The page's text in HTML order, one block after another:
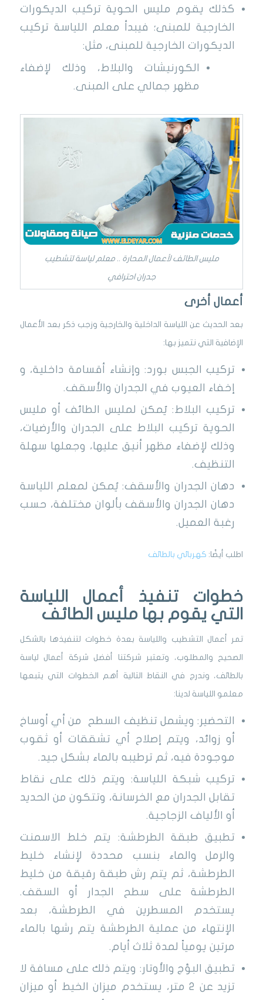
كذلك يقوم مليس الحوية تركيب الديكورات
الخارجية للمبنى؛ فيبدأ معلم اللياسة تركيب
الديكورات الخارجية للمبنى، مثل:
الكورنيشات والبلاط، وذلك لإضفاء
مظهر جمالي على المبنى.
مليس الطائف لأعمال المحارة .. معلم لياسة لتشطيب
جدران احترافي
أعمال أخرى
بعد الحديث عن اللياسة الداخلية والخارجية وزجب ذكر بعد الأعمال
الإضافية التي نتميز بها:
تركيب الجبس بورد: وإنشاء أقسامة داخلية، و
إخفاء العيوب في الجدران والأسقف.
تركيب البلاط: يُمكن لمليس الطائف أو مليس
الحوية تركيب البلاط على الجدران والأرضيات،
وذلك لإضفاء مظهر أنيق عليها، وجعلها سهلة
التنظيف.
دهان الجدران والأسقف: يُمكن لمعلم اللياسة
دهان الجدران والأسقف بألوان مختلفة، حسب
رغبة العميل.
اطلب أيضًا: كهربائي بالطائف
خطوات تنفيذ أعمال اللياسة
التي يقوم بها مليس الطائف
تمر أعمال التشطيب واللياسة بعدة خطوات لتنفيذها بالشكل
الصحيح والمطلوب، وتعتبر شركتنا أفضل شركة أعمال لياسة
بالطائف، وندرج في النقاط التالية أهم الخطوات التي يتبعها
معلمو اللياسة لدينا:
التحضير: ويشمل تنظيف السطح من أي أوساخ
أو زوائد، ويتم إصلاح أي تشققات أو ثقوب
موجودة فيه، ثم ترطيبه بالماء بشكل جيد.
تركيب شبكة اللياسة: ويتم ذلك على نقاط
تقابل الجدران مع الخرسانة، وتتكون من الحديد
أو الألياف الزجاجية.
تطبيق طبقة الطرطشة: يتم خلط الاسمنت
والرمل والماء بنسب محددة لإنشاء خليط
الطرطشة، ثم يتم رش طبقة رقيقة من خليط
الطرطشة على سطح الجدار أو السقف.
يستخدم المسطرين في الطرطشة، بعد
الإنتهاء من عملية الطرطشة يتم رشها بالماء
مرتين يومياً لمدة ثلاث أيام.
تطبيق البؤج والأوتار: ويتم ذلك على مسافة لا
تزيد عن 2 متر، يستخدم ميزان الخيط أو ميزان